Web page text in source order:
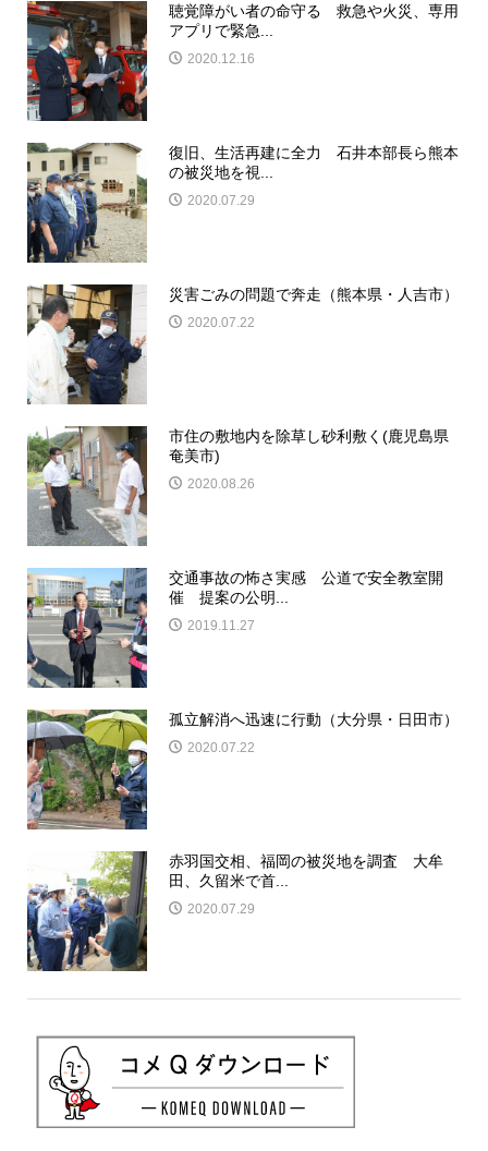
聴覚障がい者の命守る 救急や火災、専用
アプリで緊急...
2020.12.16
復旧、生活再建に全力 石井本部長ら熊本
の被災地を視...
2020.07.29
災害ごみの問題で奔走（熊本県・人吉市）
2020.07.22
市住の敷地内を除草し砂利敷く(鹿児島県
奄美市)
2020.08.26
交通事故の怖さ実感 公道で安全教室開
催 提案の公明...
2019.11.27
孤立解消へ迅速に行動（大分県・日田市）
2020.07.22
赤羽国交相、福岡の被災地を調査 大牟
田、久留米で首...
2020.07.29